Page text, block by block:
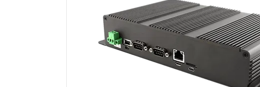
エッジAIモビリティ
USB Type-C
ステンレスシリ
ズ
車載コンピュータ
Windows 車載コンピュータ
Android 車載コンピュータ
組み込みコン
ボックスPC / 防
IoTゲートウェイ
ラジオゲートウ
ヘビーデューティー
金属＆鉱業